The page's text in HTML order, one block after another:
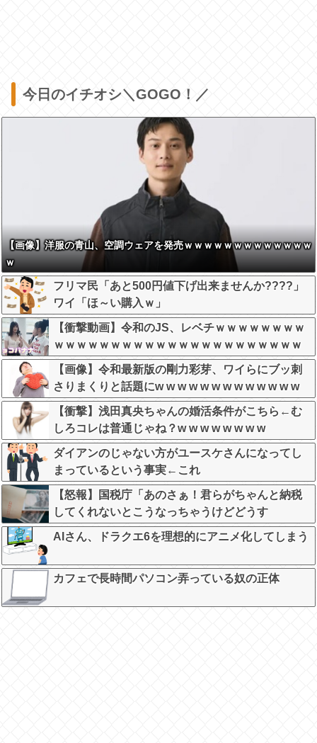
今日のイチオシ＼GOGO！／
【画像】洋服の青山、空調ウェアを発売ｗｗｗｗｗｗｗｗｗｗｗｗｗ
ｗ
フリマ民「あと500円値下げ出来ませんか????」
ワイ「ほ～い購入ｗ」
【衝撃動画】令和のJS、レベチｗｗｗｗｗｗｗｗ
ｗｗｗｗｗｗｗｗｗｗｗｗｗｗｗｗｗｗｗｗｗｗ
【画像】令和最新版の剛力彩芽、ワイらにブッ刺
さりまくりと話題にw w w w w w w w w w w w w
【衝撃】浅田真央ちゃんの婚活条件がこちら←む
しろコレは普通じゃね？w w w w w w w w
ダイアンのじゃない方がユースケさんになってし
まっているという事実←これ
【怒報】国税庁「あのさぁ！君らがちゃんと納税
してくれないとこうなっちゃうけどどうす
る？！」←これw w w w w w w w
AIさん、ドラクエ6を理想的にアニメ化してしまう
カフェで長時間パソコン弄っている奴の正体